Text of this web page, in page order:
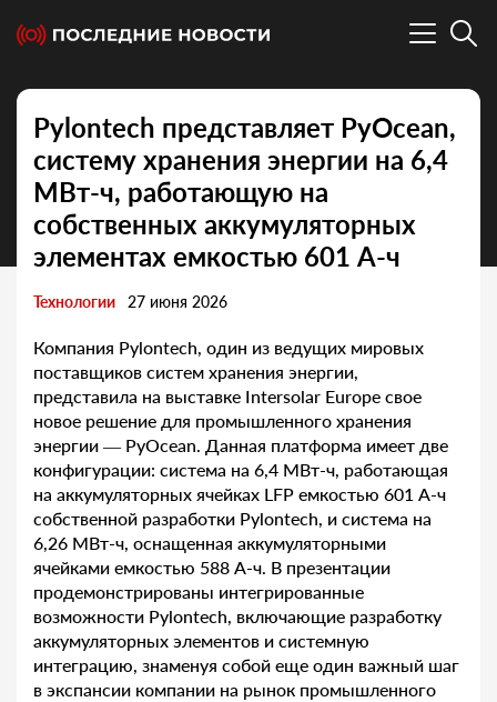
Pylontech представляет PyOcean,
систему хранения энергии на 6,4
МВт-ч, работающую на
собственных аккумуляторных
элементах емкостью 601 А-ч
Технологии 27 июня 2026
Компания Pylontech, один из ведущих мировых
поставщиков систем хранения энергии,
представила на выставке Intersolar Europe свое
новое решение для промышленного хранения
энергии — PyOcean. Данная платформа имеет две
конфигурации: система на 6,4 МВт-ч, работающая
на аккумуляторных ячейках LFP емкостью 601 А-ч
собственной разработки Pylontech, и система на
6,26 МВт-ч, оснащенная аккумуляторными
ячейками емкостью 588 А-ч. В презентации
продемонстрированы интегрированные
возможности Pylontech, включающие разработку
аккумуляторных элементов и системную
интеграцию, знаменуя собой еще один важный шаг
в экспансии компании на рынок промышленного